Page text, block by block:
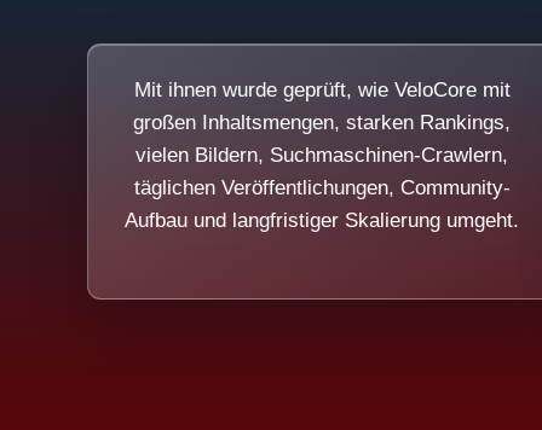
Mit ihnen wurde geprüft, wie VeloCore mit
großen Inhaltsmengen, starken Rankings,
vielen Bildern, Suchmaschinen-Crawlern,
täglichen Veröffentlichungen, Community-
Aufbau und langfristiger Skalierung umgeht.